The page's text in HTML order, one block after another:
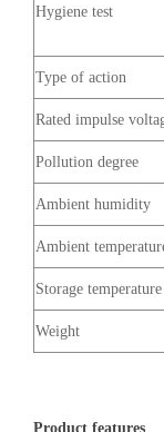
Hygiene test
Type of action
Rated impulse
Pollution degree
Ambient humidity
Ambient
Storage temperature
Weight
Product features